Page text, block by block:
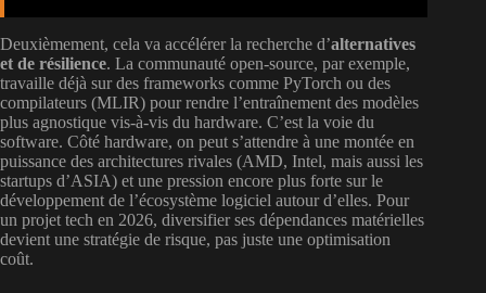
Deuxièmement, cela va accélérer la recherche d’alternatives
et de résilience. La communauté open-source, par exemple,
travaille déjà sur des frameworks comme PyTorch ou des
compilateurs (MLIR) pour rendre l’entraînement des modèles
plus agnostique vis-à-vis du hardware. C’est la voie du
software. Côté hardware, on peut s’attendre à une montée en
puissance des architectures rivales (AMD, Intel, mais aussi les
startups d’ASIA) et une pression encore plus forte sur le
développement de l’écosystème logiciel autour d’elles. Pour
un projet tech en 2026, diversifier ses dépendances matérielles
devient une stratégie de risque, pas juste une optimisation
coût.